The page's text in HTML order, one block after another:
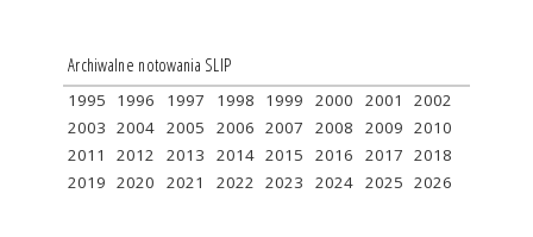
Archiwalne notowania SLIP
1995 1996 1997 1998 1999 2000 2001
2002
2003 2004 2005 2006 2007 2008 2009 2010
2011
2012 2013 2014 2015 2016 2017 2018
2019 2020 2021 2022 2023 2024 2025 2026